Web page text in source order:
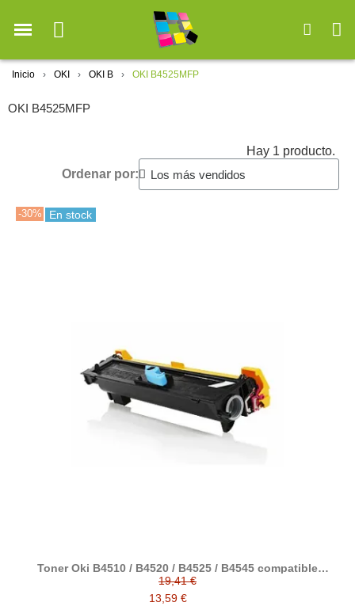
Inicio OKI OKI B OKI B4525MFP
OKI B4525MFP
Hay 1 producto.
Ordenar por:
-30% En stock
Toner Oki B4510 / B4520 / B4525 / B4545 compatible
alternativo a 09004168
19,41 €
13,59 €